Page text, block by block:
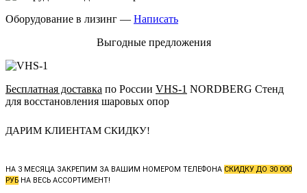
Оборудование в лизинг — Написать
Выгодные предложения
Бесплатная доставка по России VHS-1 NORDBERG Стенд
для восстановления шаровых опор
ДАРИМ КЛИЕНТАМ СКИДКУ!
НА 3 МЕСЯЦА ЗАКРЕПИМ ЗА ВАШИМ НОМЕРОМ ТЕЛЕФОНА СКИДКУ ДО 30 000
РУБ НА ВЕСЬ АССОРТИМЕНТ!